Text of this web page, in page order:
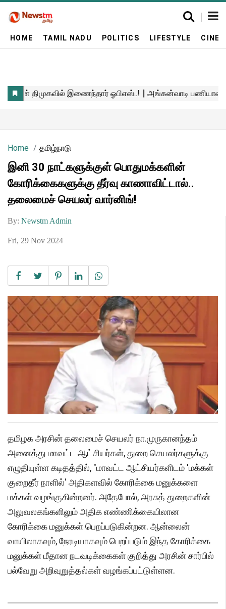
HOME TAMIL NADU POLITICS LIFESTYLE
Home தமிழ்நாடு
இனி 30 நாட்களுக்குள் பொதுமக்களின்
கோரிக்கைகளுக்கு தீர்வு காணாவிட்டால்..
தலைமைச் செயலர் வார்னிங்!
By: Newstm Admin
Fri, 29 Nov 2024
தமிழக அரசின் தலைமைச் செயலர் நா.முருகானந்தம்
அனைத்து மாவட்ட ஆட்சியர்கள், துறை செயலர்களுக்கு
எழுதியுள்ள கடிதத்தில், "மாவட்ட ஆட்சியர்களிடம் 'மக்கள்
குறைதீர் நாளில்' அதிகளவில் கோரிக்கை மனுக்களை
மக்கள் வழங்குகின்றனர். அதேபோல், அரசுத் துறைகளின்
அலுவலகங்களிலும் அதிக எண்ணிக்கையிலான
கோரிக்கை மனுக்கள் பெறப்படுகின்றன. ஆன்லைன்
வாயிலாகவும், நேரடியாகவும் பெறப்படும் இந்த கோரிக்கை
மனுக்கள் மீதான நடவடிக்கைகள் குறித்து அரசின் சார்பில்
பல்வேறு அறிவுறுத்தல்கள் வழங்கப்பட்டுள்ளன.